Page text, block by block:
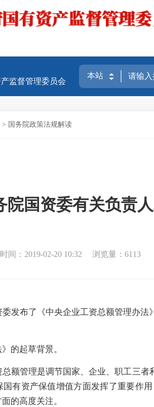
监督管理委员会
> 国务院政策法规解读
院国资委有关负责
间：2019-02-20 10:32 浏览量：6113
发布了《中央企业工资总额管理办
的起草背景。
额管理是调节国家、企业、职工三
国有资产保值增值方面发挥了重要作
的高度关注。